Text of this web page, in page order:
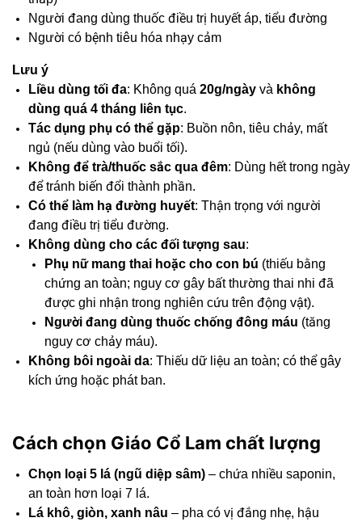
Người đang dùng thuốc điều trị huyết áp, tiểu đường
Người có bệnh tiêu hóa nhạy cảm
Lưu ý
Liều dùng tối đa: Không quá 20g/ngày và không
dùng quá 4 tháng liên tục.
Tác dụng phụ có thể gặp: Buồn nôn, tiêu chảy, mất
ngủ (nếu dùng vào buổi tối).
Không để trà/thuốc sắc qua đêm: Dùng hết trong ngày
để tránh biến đổi thành phần.
Có thể làm hạ đường huyết: Thận trọng với người
đang điều trị tiểu đường.
Không dùng cho các đối tượng sau:
Phụ nữ mang thai hoặc cho con bú (thiếu bằng
chứng an toàn; nguy cơ gây bất thường thai nhi đã
được ghi nhận trong nghiên cứu trên động vật).
Người đang dùng thuốc chống đông máu (tăng
nguy cơ chảy máu).
Không bôi ngoài da: Thiếu dữ liệu an toàn; có thể gây
kích ứng hoặc phát ban.
Cách chọn Giáo Cổ Lam chất lượng
Chọn loại 5 lá (ngũ diệp sâm) – chứa nhiều saponin,
an toàn hơn loại 7 lá.
Lá khô, giòn, xanh nâu – pha có vị đắng nhẹ, hậu